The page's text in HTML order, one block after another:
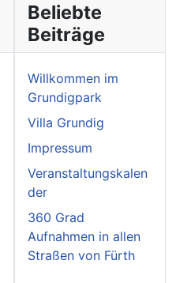
Beliebte
Beiträge
Willkommen im
Grundigpark
Villa Grundig
Impressum
Veranstaltungskalen
der
360 Grad
Aufnahmen in allen
Straßen von Fürth